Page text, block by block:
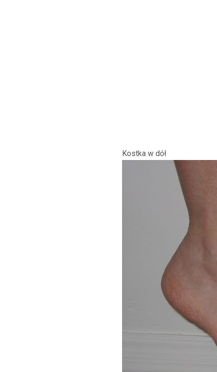
Kostka w dół